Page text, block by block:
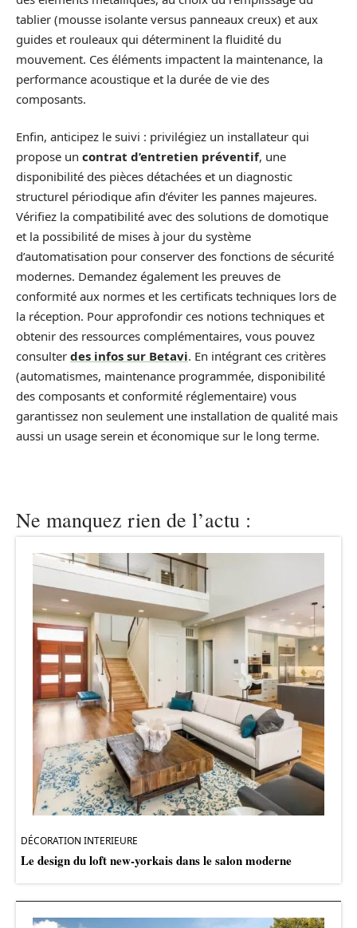
tablier (mousse isolante versus panneaux creux) et aux
guides et rouleaux qui déterminent la fluidité du
mouvement. Ces éléments impactent la maintenance, la
performance acoustique et la durée de vie des
composants.
Enfin, anticipez le suivi : privilégiez un installateur qui
propose un contrat d’entretien préventif, une
disponibilité des pièces détachées et un diagnostic
structurel périodique afin d’éviter les pannes majeures.
Vérifiez la compatibilité avec des solutions de domotique
et la possibilité de mises à jour du système
d’automatisation pour conserver des fonctions de sécurité
modernes. Demandez également les preuves de
conformité aux normes et les certificats techniques lors de
la réception. Pour approfondir ces notions techniques et
obtenir des ressources complémentaires, vous pouvez
consulter des infos sur Betavi. En intégrant ces critères
(automatismes, maintenance programmée, disponibilité
des composants et conformité réglementaire) vous
garantissez non seulement une installation de qualité mais
aussi un usage serein et économique sur le long terme.
Ne manquez rien de l’actu :
DÉCORATION INTERIEURE
Le design du loft new-yorkais dans le salon moderne